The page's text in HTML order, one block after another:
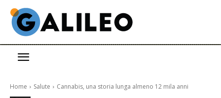
Home Salute Cannabis, una storia lunga almeno 12 mila anni